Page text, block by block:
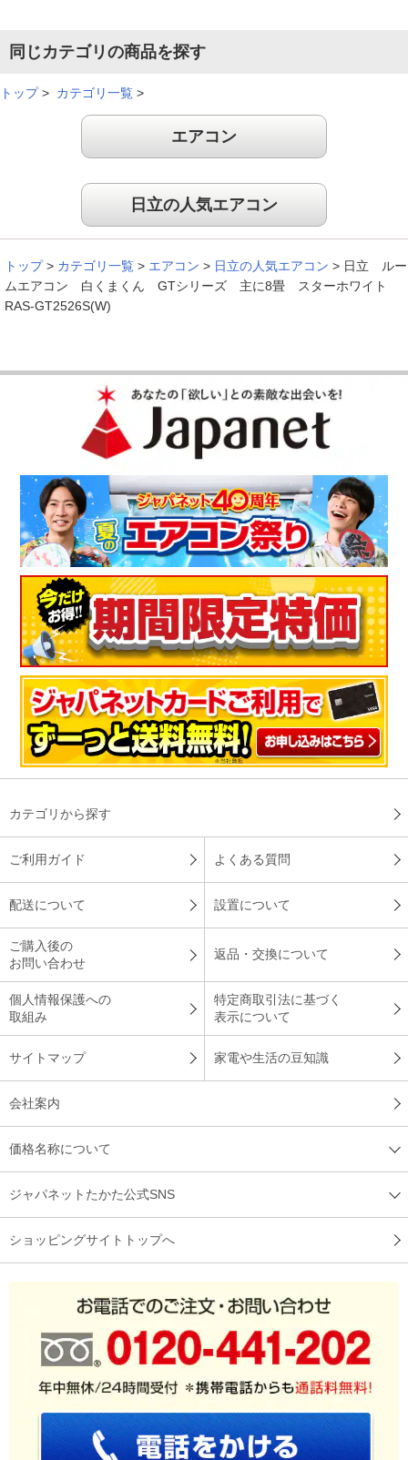
２０２７年 問題でエアコンを探していました。２５年ぶりに
買い替えて新しくなったので音は静かですし、すぐ冷えるし、
いい感じです。
（福島県60代
快適に過ごせています
この夏に向けて早めの取り付けで快適に過ごせています。
M.K様
とても使いやすい
説明書もわかりやすく、とても使いやすい。
（神奈川県50代
音も静かで機能も充実しており、室外機も他メーカーに比べて
少しコンパクトなので満足しております。
（大阪府 40代F.S様）
静かでいい、リモコンも使いやすい
静かで使いやすくていい感じです。リモコンも使いやすいで
す！
見た目がスッキリしている
していたエアコンより見た目がスッキリしていて、部屋の感じ
がいい。
大分県
※「お客様の声」は実際にご購入されたお客様からのご意見を掲載しておりま
※商品により、同一シリーズをご購入された方の声を含みます。
同じカテゴリの商品を探す
トップ> カテゴリ一覧 >
エアコン
日立の人気エアコン
トップ > カテゴリ一覧 > エアコン > 日立の人気エアコン > 日立 ルー
ムエアコン 白くまくん GTシリーズ 主に8畳 スターホワイト
RAS-GT2526S(W)
カテゴリから探す
ご利用ガイド よくある質問
配送について 設置について
ご購入後の
お問い合わせ
返品・交換について
個人情報保護への
取組み
特定商取引法に基づく
表示について
サイトマップ 家電や生活の豆知識
会社案内
価格名称について
ジャパネットたかた公式SNS
ショッピングサイトトップへ